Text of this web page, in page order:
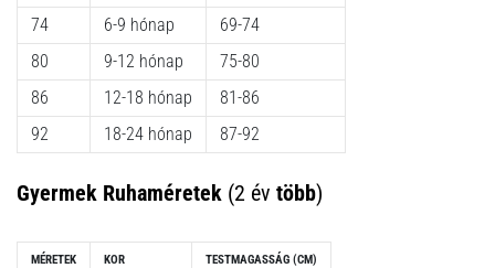
74
80
86
92
6-9 hónap
9-12 hónap
12-18 hónap
18-24 hónap
69-74
75-80
81-86
87-92
Gyermek Ruhaméretek (2 év több)
MÉRETEK KOR TESTMAGASSÁG (CM)